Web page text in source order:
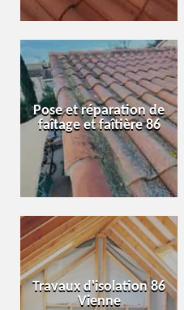
Pose et réparation de
faîtage et faîtière 86
Travaux d'isolation 86
Vienne